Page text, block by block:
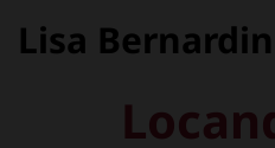
Lisa